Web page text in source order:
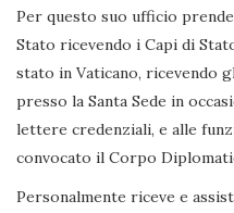
Per questo suo ufficio
Stato ricevendo i Capi di
stato in Vaticano, ricevendo
presso la Santa Sede in
lettere credenziali, e alle
convocato il Corpo
Personalmente riceve e